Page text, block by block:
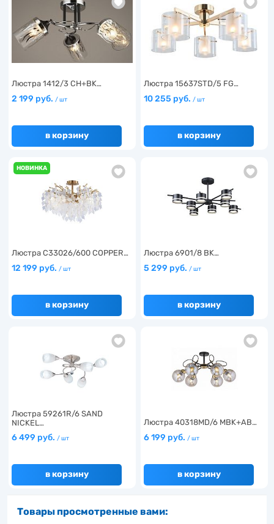
Люстра 1412/3 CH+BK…
2 199 руб. / шт
в корзину
Люстра 15637STD/5 FG…
10 255 руб. / шт
в корзину
НОВИНКА
Люстра C33026/600 COPPER…
12 199 руб. / шт
в корзину
Люстра 6901/8 BK…
5 299 руб. / шт
в корзину
Люстра 59261R/6 SAND
NICKEL…
6 499 руб. / шт
в корзину
Люстра 40318MD/6 MBK+AB…
6 199 руб. / шт
в корзину
Товары просмотренные вами: